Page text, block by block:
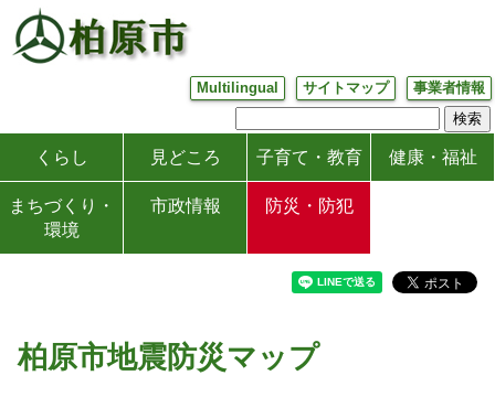
Multilingual サイトマップ 事業者情報
くらし 見どころ 子育て・教育 健康・福祉
まちづくり・
環境
市政情報 防災・防犯
柏原市地震防災マップ